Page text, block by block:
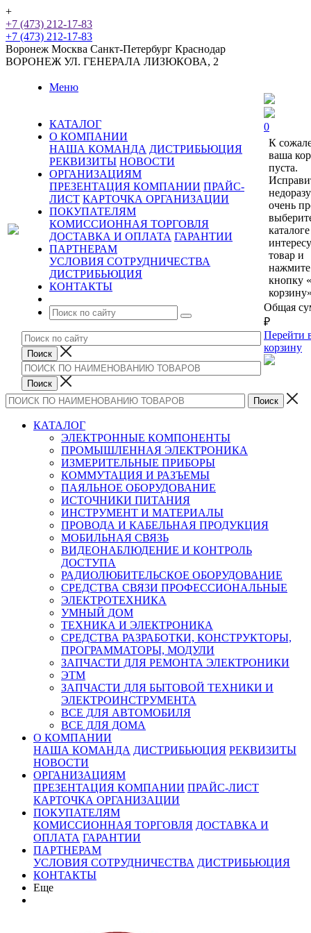
+
+7 (473) 212-17-83
+7 (473) 212-17-83
Воронеж Москва Санкт-Петербург Краснодар
ВОРОНЕЖ УЛ. ГЕНЕРАЛА ЛИЗЮКОВА, 2
Меню
КАТАЛОГ
О КОМПАНИИ
НАША КОМАНДА ДИСТРИБЬЮЦИЯ
РЕКВИЗИТЫ НОВОСТИ
ОРГАНИЗАЦИЯМ
ПРЕЗЕНТАЦИЯ КОМПАНИИ ПРАЙС-
ЛИСТ КАРТОЧКА ОРГАНИЗАЦИИ
ПОКУПАТЕЛЯМ
КОМИССИОННАЯ ТОРГОВЛЯ
ДОСТАВКА И ОПЛАТА ГАРАНТИИ
ПАРТНЕРАМ
УСЛОВИЯ СОТРУДНИЧЕСТВА
ДИСТРИБЬЮЦИЯ
КОНТАКТЫ
0
К
ваша
пуста.
очень
каталоге
товар и
нажмите
кнопку
Общая
₽
Перейти
корзину
КАТАЛОГ
ЭЛЕКТРОННЫЕ КОМПОНЕНТЫ
ПРОМЫШЛЕННАЯ ЭЛЕКТРОНИКА
ИЗМЕРИТЕЛЬНЫЕ ПРИБОРЫ
КОММУТАЦИЯ И РАЗЪЕМЫ
ПАЯЛЬНОЕ ОБОРУДОВАНИЕ
ИСТОЧНИКИ ПИТАНИЯ
ИНСТРУМЕНТ И МАТЕРИАЛЫ
ПРОВОДА И КАБЕЛЬНАЯ ПРОДУКЦИЯ
МОБИЛЬНАЯ СВЯЗЬ
ВИДЕОНАБЛЮДЕНИЕ И КОНТРОЛЬ
ДОСТУПА
РАДИОЛЮБИТЕЛЬСКОЕ ОБОРУДОВАНИЕ
СРЕДСТВА СВЯЗИ ПРОФЕССИОНАЛЬНЫЕ
ЭЛЕКТРОТЕХНИКА
УМНЫЙ ДОМ
ТЕХНИКА И ЭЛЕКТРОНИКА
СРЕДСТВА РАЗРАБОТКИ, КОНСТРУКТОРЫ,
ПРОГРАММАТОРЫ, МОДУЛИ
ЗАПЧАСТИ ДЛЯ РЕМОНТА ЭЛЕКТРОНИКИ
ЭТМ
ЗАПЧАСТИ ДЛЯ БЫТОВОЙ ТЕХНИКИ И
ЭЛЕКТРОИНСТРУМЕНТА
ВСЕ ДЛЯ АВТОМОБИЛЯ
ВСЕ ДЛЯ ДОМА
О КОМПАНИИ
НАША КОМАНДА ДИСТРИБЬЮЦИЯ РЕКВИЗИТЫ
НОВОСТИ
ОРГАНИЗАЦИЯМ
ПРЕЗЕНТАЦИЯ КОМПАНИИ ПРАЙС-ЛИСТ
КАРТОЧКА ОРГАНИЗАЦИИ
ПОКУПАТЕЛЯМ
КОМИССИОННАЯ ТОРГОВЛЯ ДОСТАВКА И
ОПЛАТА ГАРАНТИИ
ПАРТНЕРАМ
УСЛОВИЯ СОТРУДНИЧЕСТВА ДИСТРИБЬЮЦИЯ
КОНТАКТЫ
Еще